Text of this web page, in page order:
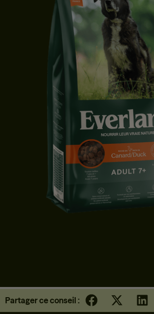
Partager ce conseil :